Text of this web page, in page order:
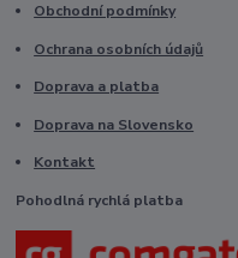
Obchodní podmínky
Ochrana osobních údajů
Doprava a platba
Doprava na Slovensko
Kontakt
Pohodlná rychlá platba